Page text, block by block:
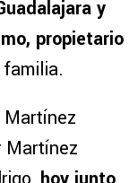
y
propietario
Martínez